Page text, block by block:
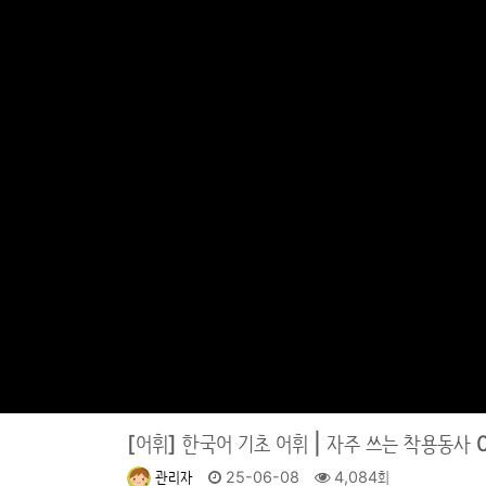
[어휘] 한국어 기초 어휘 | 자주 쓰는 착용동사
관리자 25-06-08 4,084회